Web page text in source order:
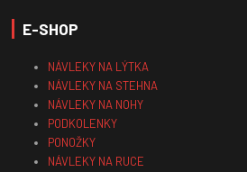
E-SHOP
NÁVLEKY NA LÝTKA
NÁVLEKY NA STEHNA
NÁVLEKY NA NOHY
PODKOLENKY
PONOŽKY
NÁVLEKY NA RUCE